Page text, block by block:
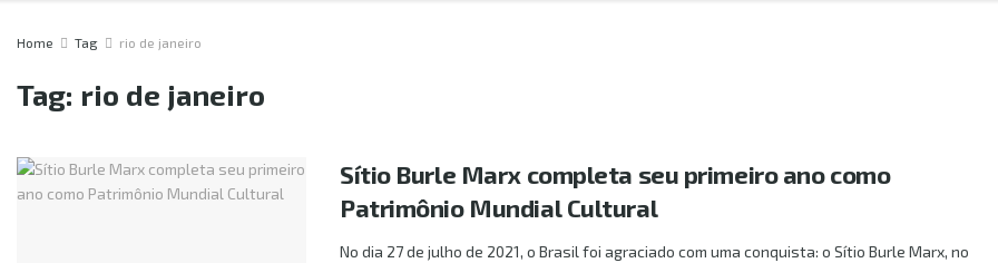
Home Tag rio de janeiro
Tag: rio de janeiro
Sítio Burle Marx completa seu primeiro ano como
Patrimônio Mundial Cultural
No dia 27 de julho de 2021, o Brasil foi agraciado com uma conquista: o Sítio Burle Marx, no